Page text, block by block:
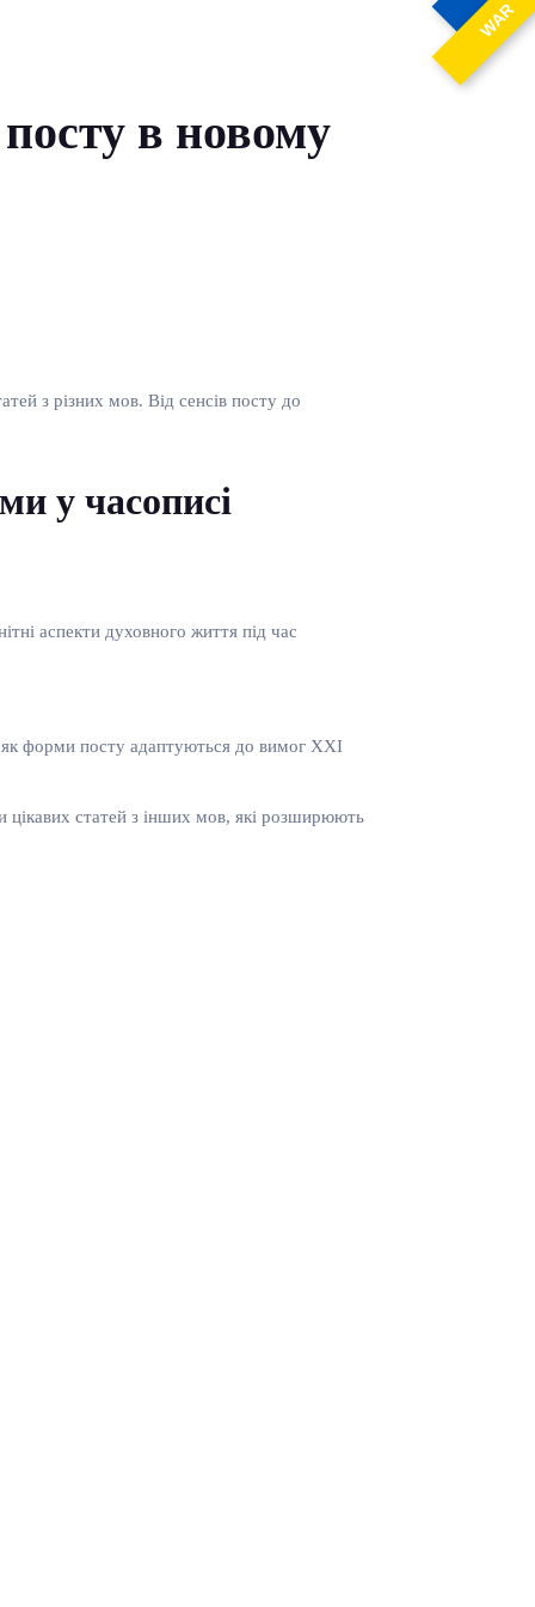
WAR
в новому
з різних мов. Від сенсів посту до
у часописі
аспекти духовного життя під час
як форми посту адаптуються до вимог ХХІ
цікавих статей з інших мов, які розширюють